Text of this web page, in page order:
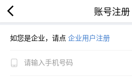
账号注册
如您是企业，请点 企业用户注册